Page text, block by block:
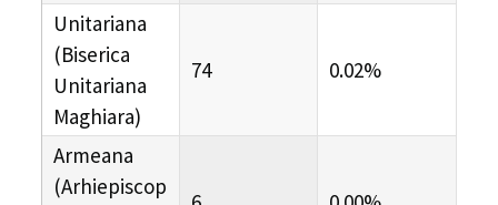
Unitariana
(Biserica
Unitariana
Maghiara)
74 0.02%
Armeana
(Arhiepiscop